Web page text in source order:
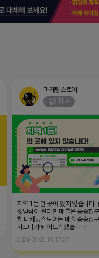
마케팅스토어
광고
지역 1등 먼 곳에 있지 않습니다.
뒷받침이 된다면 매출은 승승장
희 마케팅스토어는 매출 승승장
파트너가 되어드리겠습니다.
2024-09-20 15:17:27